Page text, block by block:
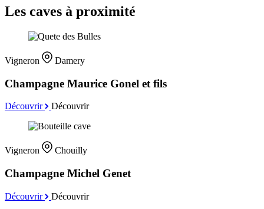
Les caves à proximité
Vigneron Damery
Champagne Maurice Gonel et fils
Découvrir Découvrir
Vigneron Chouilly
Champagne Michel Genet
Découvrir Découvrir